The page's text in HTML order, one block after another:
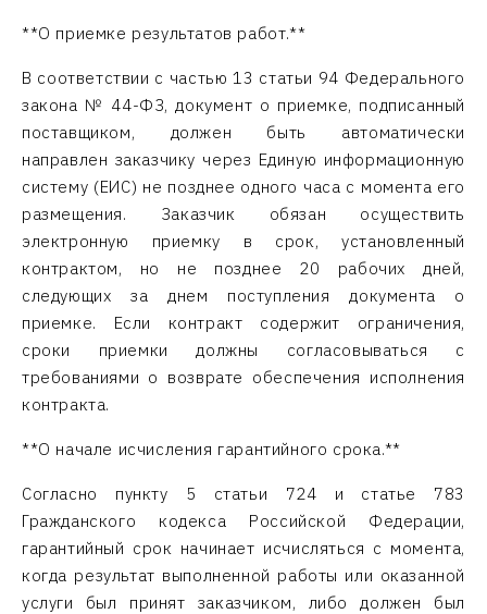
**О приемке результатов работ.**
В соответствии с частью 13 статьи 94 Федерального
закона № 44-ФЗ, документ о приемке, подписанный
поставщиком, должен быть автоматически
направлен заказчику через Единую информационную
систему (ЕИС) не позднее одного часа с момента его
размещения. Заказчик обязан осуществить
электронную приемку в срок, установленный
контрактом, но не позднее 20 рабочих дней,
следующих за днем поступления документа о
приемке. Если контракт содержит ограничения,
сроки приемки должны согласовываться с
требованиями о возврате обеспечения исполнения
контракта.
**О начале исчисления гарантийного срока.**
Согласно пункту 5 статьи 724 и статье 783
Гражданского кодекса Российской Федерации,
гарантийный срок начинает исчисляться с момента,
когда результат выполненной работы или оказанной
услуги был принят заказчиком, либо должен был